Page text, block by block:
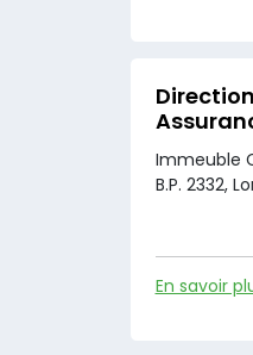
Immeuble
B.P. 2332,
En savoir